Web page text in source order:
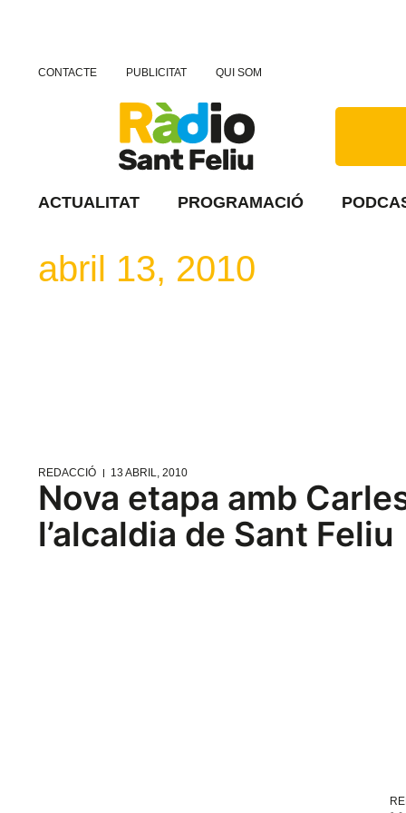
CONTACTE PUBLICITAT QUI SOM
ACTUALITAT PROGRAMACIÓ
abril 13, 2010
REDACCIÓ 13 ABRIL, 2010
Nova etapa amb
l’alcaldia de Sant Feliu